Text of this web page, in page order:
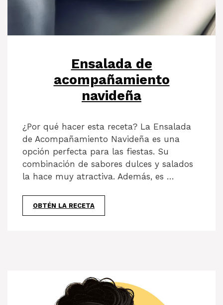
Ensalada de
acompañamiento
navideña
¿Por qué hacer esta receta? La Ensalada
de Acompañamiento Navideña es una
opción perfecta para las fiestas. Su
combinación de sabores dulces y salados
la hace muy atractiva. Además, es …
OBTÉN LA RECETA